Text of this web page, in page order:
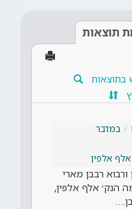
תוצאות
בתוצאות
במדבר
אלף אלפין
רבבן מארי
הנק׳ אלף אלפין,